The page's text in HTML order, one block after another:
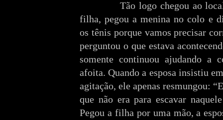
Tão logo chegou ao local
filha, pegou a menina no colo e
os tênis porque vamos precisar
perguntou o que estava
somente continuou ajudando a
afoita. Quando a esposa insistiu
agitação, ele apenas resmungou:
que não era para escavar
Pegou a filha por uma mão, a